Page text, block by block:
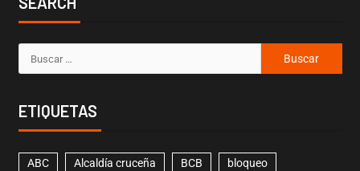
ETIQUETAS
ABC Alcaldía cruceña BCB bloqueo